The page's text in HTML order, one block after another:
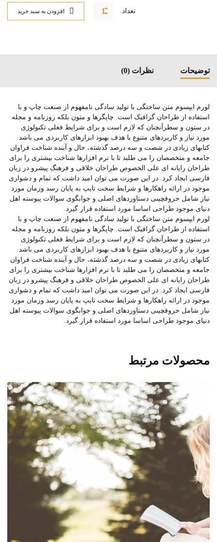
تعداد افزودن به سبد خرید
توضیحات نظرات (0)
لورم ایپسوم متن ساختگی با تولید سادگی نامفهوم از صنعت چاپ و با
استفاده از طراحان گرافیک است. چاپگرها و متون بلکه روزنامه و مجله
در ستون و سطرآنچنان که لازم است و برای شرایط فعلی تکنولوژی
مورد نیاز و کاربردهای متنوع با هدف بهبود ابزارهای کاربردی می باشد.
کتابهای زیادی در شصت و سه درصد گذشته، حال و آینده شناخت فراوان
جامعه و متخصصان را می طلبد تا با نرم افزارها شناخت بیشتری را برای
طراحان رایانه ای علی الخصوص طراحان خلاقی و فرهنگ پیشرو در زبان
فارسی ایجاد کرد. در این صورت می توان امید داشت که تمام و دشواری
موجود در ارائه راهکارها و شرایط سخت تایپ به پایان رسد وزمان مورد
نیاز شامل حروفچینی دستاوردهای اصلی و جوابگوی سوالات پیوسته اهل
دنیای موجود طراحی اساسا مورد استفاده قرار گیرد.
لورم ایپسوم متن ساختگی با تولید سادگی نامفهوم از صنعت چاپ و با
استفاده از طراحان گرافیک است. چاپگرها و متون بلکه روزنامه و مجله
در ستون و سطرآنچنان که لازم است و برای شرایط فعلی تکنولوژی
مورد نیاز و کاربردهای متنوع با هدف بهبود ابزارهای کاربردی می باشد.
کتابهای زیادی در شصت و سه درصد گذشته، حال و آینده شناخت فراوان
جامعه و متخصصان را می طلبد تا با نرم افزارها شناخت بیشتری را برای
طراحان رایانه ای علی الخصوص طراحان خلاقی و فرهنگ پیشرو در زبان
فارسی ایجاد کرد. در این صورت می توان امید داشت که تمام و دشواری
موجود در ارائه راهکارها و شرایط سخت تایپ به پایان رسد وزمان مورد
نیاز شامل حروفچینی دستاوردهای اصلی و جوابگوی سوالات پیوسته اهل
دنیای موجود طراحی اساسا مورد استفاده قرار گیرد.
محصولات مرتبط